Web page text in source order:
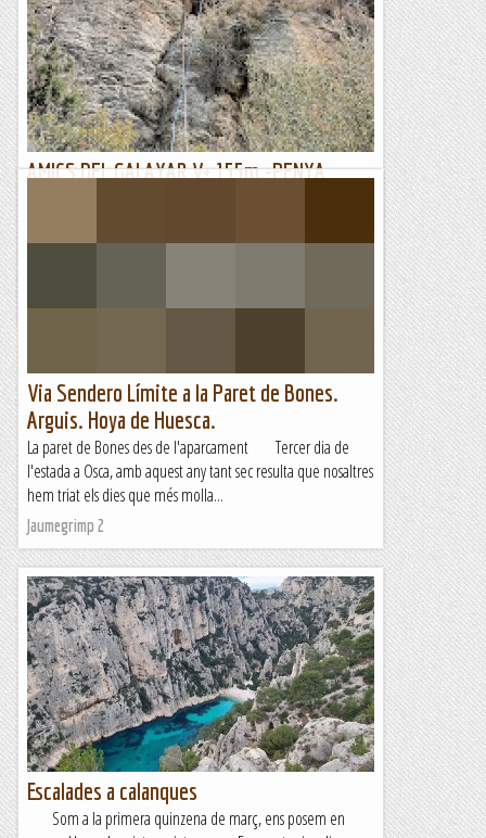
AMICS DEL GALAYAR V+ 155m.-PENYA
diferencies dialectals. MARC-Bones Henrique , mira que el
Lo gall
Via Sendero Límite a la Paret de Bones.
Arguis. Hoya de Huesca.
La paret de Bones des de l'aparcament Tercer dia de
l'estada a Osca, amb aquest any tant sec resulta que nosaltres
hem triat els dies que més molla...
Jaumegrimp 2
Escalades a calanques
Som a la primera quinzena de març, ens posem en